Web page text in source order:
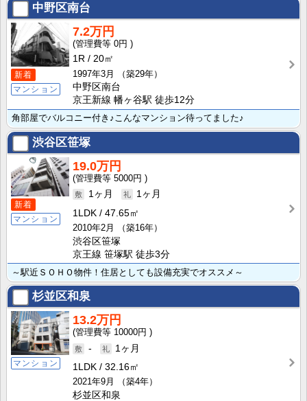
中野区南台
新着
マンション
7.2万円
0円
1R
20㎡
1997年3月
（築29年）
中野区南台
京王新線 幡ヶ谷駅 徒歩12分
角部屋でバルコニー付き♪こんなマンション待ってました♪
渋谷区笹塚
新着
マンション
19.0万円
5000円
1ヶ月
1ヶ月
1LDK
47.65㎡
2010年2月
（築16年）
渋谷区笹塚
京王線 笹塚駅 徒歩3分
～駅近ＳＯＨＯ物件！住居としても設備充実でオススメ～
杉並区和泉
マンション
13.2万円
10000円
-
1ヶ月
1LDK
32.16㎡
2021年9月
（築4年）
杉並区和泉